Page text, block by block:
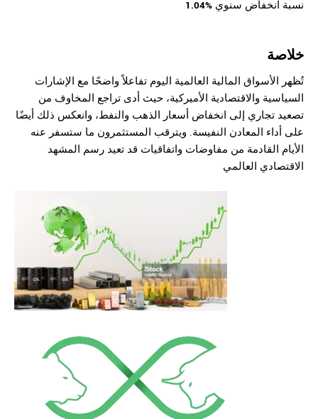
نسبة انخفاض سنوي %1.04
خلاصة
تُظهر الأسواق المالية العالمية اليوم تفاعلاً واضحًا مع الإشارات
السياسية والاقتصادية الأميركية، حيث أدى تراجع المخاوف من
تصعيد تجاري إلى انخفاض أسعار الذهب والنفط، وانعكس ذلك أيضًا
على أداء المعادن النفيسة. ويترقب المستثمرون ما ستسفر عنه
الأيام القادمة من مفاوضات واتفاقيات قد تعيد رسم المشهد
الاقتصادي العالمي